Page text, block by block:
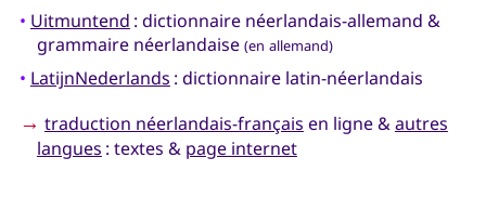
• Uitmuntend : dictionnaire néerlandais-allemand &
grammaire néerlandaise (en allemand)
• LatijnNederlands : dictionnaire latin-néerlandais
→ traduction néerlandais-français en ligne &autres
langues : textes & page internet